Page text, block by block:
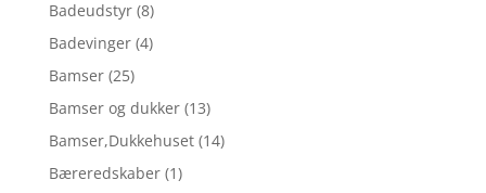
Badeudstyr (8)
Badevinger (4)
Bamser (25)
Bamser og dukker (13)
Bamser,Dukkehuset (14)
Bæreredskaber (1)